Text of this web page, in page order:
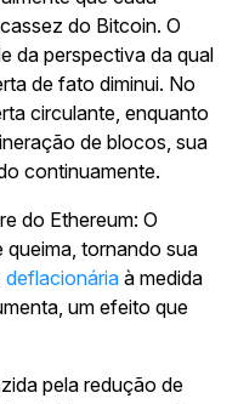
do Bitcoin. O
da perspectiva da qual
de fato diminui. No
circulante, enquanto
de blocos, sua
continuamente.
do Ethereum: O
queima, tornando sua
deflacionária à medida
um efeito que
pela redução de